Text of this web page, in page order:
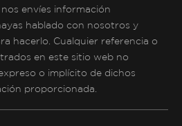
envíes información
hablado con nosotros y
hacerlo. Cualquier referencia o
en este sitio web no
o implícito de dichos
proporcionada.